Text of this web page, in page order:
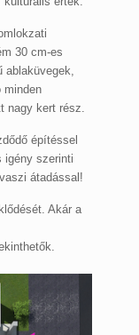
30 cm-es
ablaküvegek,
minden
nagy kert rész.
építéssel
igény szerinti
átadással!
Akár a